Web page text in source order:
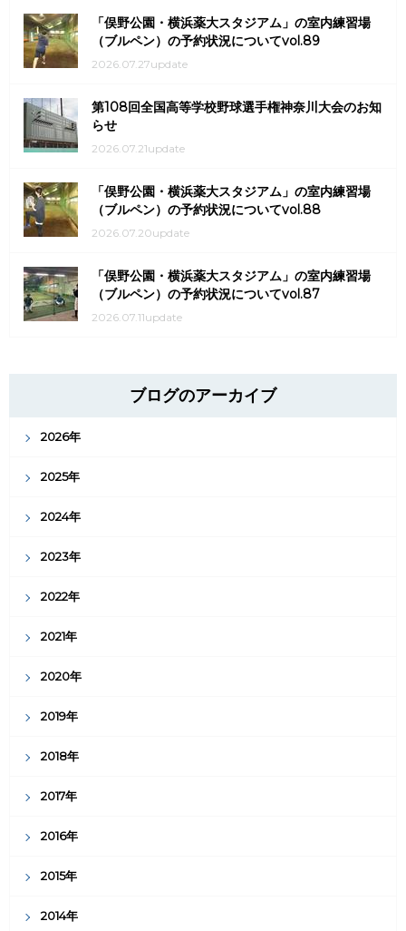
「俣野公園・横浜薬大スタジアム」の室内練習場
（ブルペン）の予約状況についてvol.89
2026.07.27update
第108回全国高等学校野球選手権神奈川大会のお知
らせ
2026.07.21update
「俣野公園・横浜薬大スタジアム」の室内練習場
（ブルペン）の予約状況についてvol.88
2026.07.20update
「俣野公園・横浜薬大スタジアム」の室内練習場
（ブルペン）の予約状況についてvol.87
2026.07.11update
ブログのアーカイブ
2026年
2025年
2024年
2023年
2022年
2021年
2020年
2019年
2018年
2017年
2016年
2015年
2014年